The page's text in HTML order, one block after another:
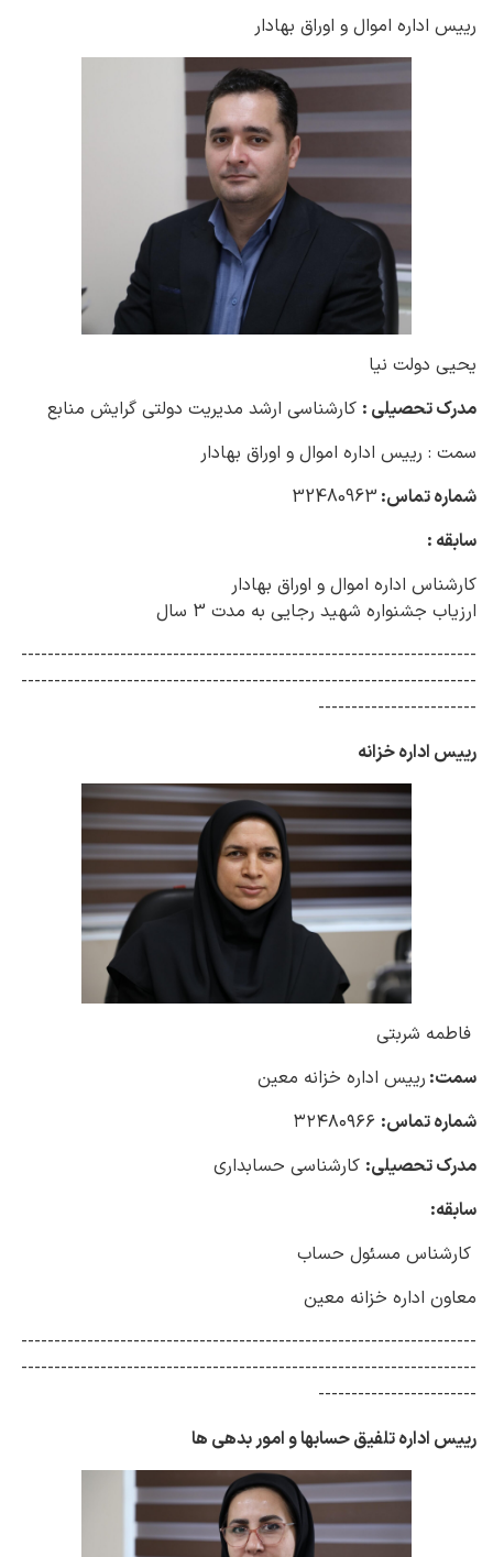
رییس اداره اموال و اوراق بهادار
یحیی دولت نیا
مدرک تحصیلی : کارشناسی ارشد مدیریت دولتی گرایش منابع
سمت : رییس اداره اموال و اوراق بهادار
شماره تماس: 32480963
سابقه :
کارشناس اداره اموال و اوراق بهادار
ارزیاب جشنواره شهید رجایی به مدت 3 سال
---------------------------------------------------------------------
---------------------------------------------------------------------
------------------------
رییس اداره خزانه
فاطمه شربتی
سمت: رییس اداره خزانه معین
شماره تماس:
مدرک تحصیلی: کارشناسی حسابداری
سابقه:
کارشناس مسئول حساب
معاون اداره خزانه معین
---------------------------------------------------------------------
---------------------------------------------------------------------
------------------------
رییس اداره تلفیق حسابها و امور بدهی ها